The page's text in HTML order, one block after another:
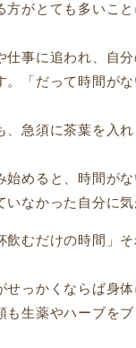
方がとても多いこ
仕事に追われ、自
。「だって時間が
、急須に茶葉を入
始めると、時間が
いなかった自分に気
飲むだけの時間」
せっかくならば身
も生薬やハーブを